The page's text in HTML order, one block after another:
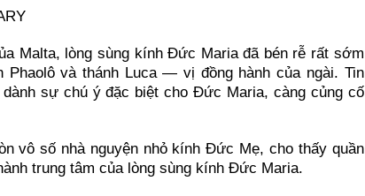
Malta, lòng sùng kính Đức Maria đã bén rễ rất sớm
Phaolô và thánh Luca — vị đồng hành của ngài. Tin
sự chú ý đặc biệt cho Đức Maria, càng củng cố
vô số nhà nguyện nhỏ kính Đức Mẹ, cho thấy quần
trung tâm của lòng sùng kính Đức Maria.